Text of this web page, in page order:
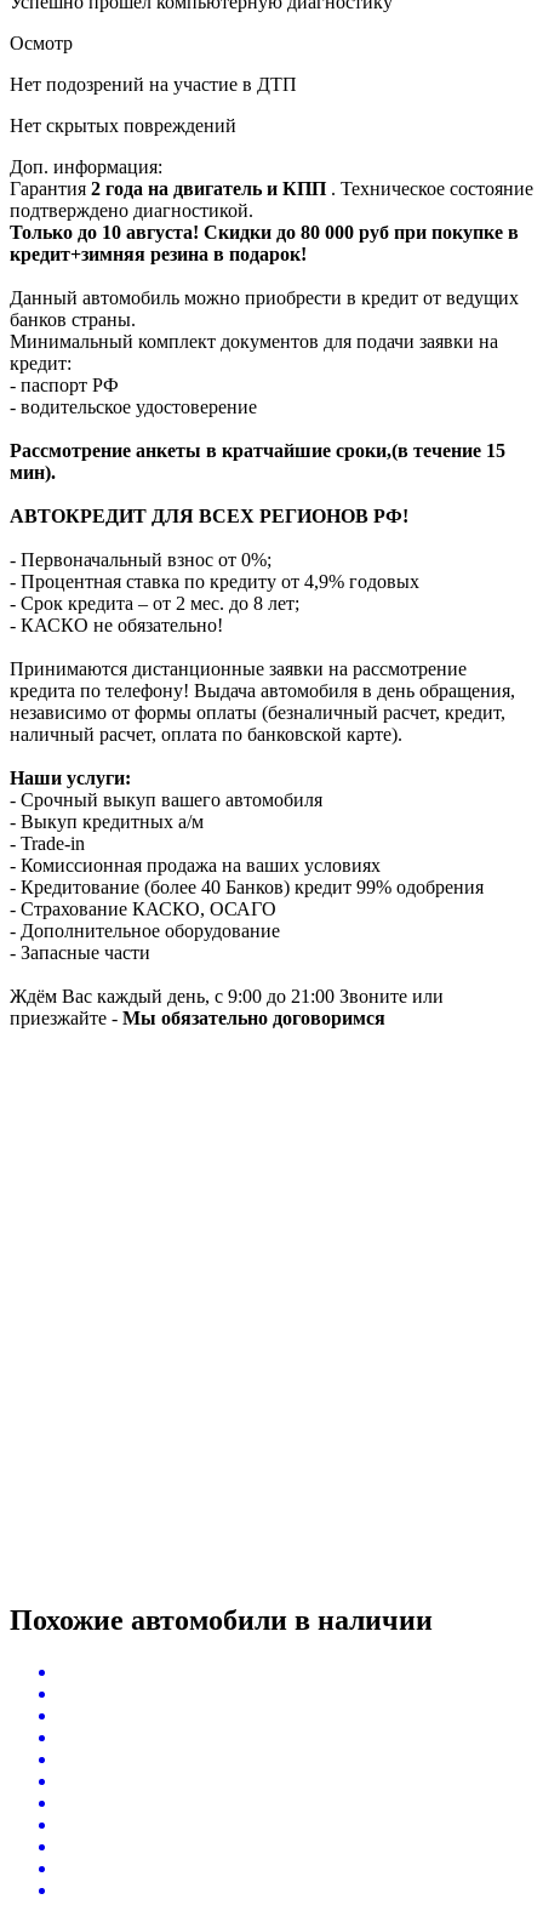
Осмотр
Нет подозрений на участие в ДТП
Нет скрытых повреждений
Доп. информация:
Гарантия 2 года на двигатель и КПП . Техническое состояние
подтверждено диагностикой.
Только до 10 августа! Скидки до 80 000 руб при покупке в
кредит+зимняя резина в подарок!
Данный автомобиль можно приобрести в кредит от ведущих
банков страны.
Минимальный комплект документов для подачи заявки на
кредит:
- паспорт РФ
- водительское удостоверение
Рассмотрение анкеты в кратчайшие сроки,(в течение 15
мин).
АВТОКРЕДИТ ДЛЯ ВСЕХ РЕГИОНОВ РФ!
- Первоначальный взнос от 0%;
- Процентная ставка по кредиту от 4,9% годовых
- Срок кредита – от 2 мес. до 8 лет;
- КАСКО не обязательно!
Принимаются дистанционные заявки на рассмотрение
кредита по телефону! Выдача автомобиля в день обращения,
независимо от формы оплаты (безналичный расчет, кредит,
наличный расчет, оплата по банковской карте).
Наши услуги:
- Срочный выкуп вашего автомобиля
- Выкуп кредитных а/м
- Trade-in
- Комиссионная продажа на ваших условиях
- Кредитование (более 40 Банков) кредит 99% одобрения
- Страхование КАСКО, ОСАГО
- Дополнительное оборудование
- Запасные части
Ждём Вас каждый день, с 9:00 до 21:00 Звоните или
приезжайте - Мы обязательно договоримся
Похожие автомобили в наличии